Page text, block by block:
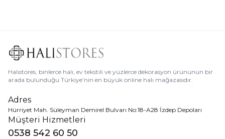
Halıstores, binlerce halı, ev tekstili ve yüzlerce dekorasyon ürününün bir
arada bulunduğu Türkiye’nin en büyük online halı mağazasıdır.
Adres
Hürriyet Mah. Süleyman Demirel Bulvarı No:18-A28 İzdep Depoları
Müşteri Hizmetleri
0538 542 60 50